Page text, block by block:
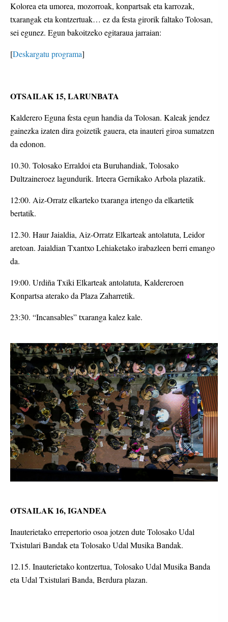
Kolorea eta umorea, mozorroak, konpartsak eta karrozak,
txarangak eta kontzertuak… ez da festa girorik faltako Tolosan,
sei egunez. Egun bakoitzeko egitaraua jarraian:
[Deskargatu programa]
OTSAILAK 15, LARUNBATA
Kalderero Eguna festa egun handia da Tolosan. Kaleak jendez
gainezka izaten dira goizetik gauera, eta inauteri giroa sumatzen
da edonon.
10.30. Tolosako Erraldoi eta Buruhandiak, Tolosako
Dultzaineroez lagundurik. Irteera Gernikako Arbola plazatik.
12:00. Aiz-Orratz elkarteko txaranga irtengo da elkartetik
bertatik.
12.30. Haur Jaialdia, Aiz-Orratz Elkarteak antolatuta, Leidor
aretoan. Jaialdian Txantxo Lehiaketako irabazleen berri emango
da.
19:00. Urdiña Txiki Elkarteak antolatuta, Kaldereroen
Konpartsa aterako da Plaza Zaharretik.
23:30. “Incansables” txaranga kalez kale.
OTSAILAK 16, IGANDEA
Inauterietako errepertorio osoa jotzen dute Tolosako Udal
Txistulari Bandak eta Tolosako Udal Musika Bandak.
12.15. Inauterietako kontzertua, Tolosako Udal Musika Banda
eta Udal Txistulari Banda, Berdura plazan.